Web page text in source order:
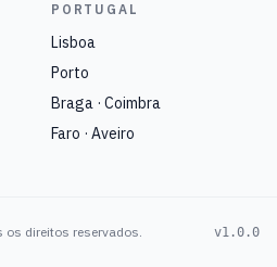
PORTUGAL
Lisboa
Porto
Braga · Coimbra
Faro · Aveiro
os direitos reservados. v1.0.0